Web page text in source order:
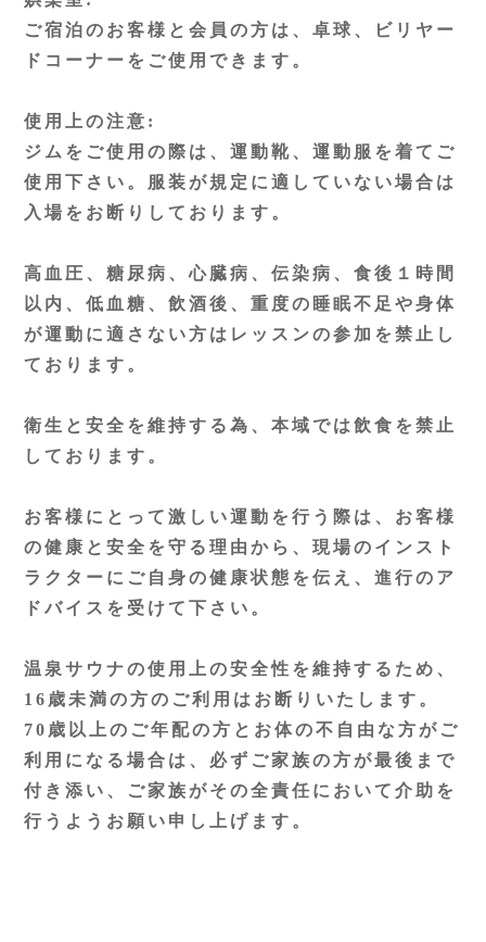
ご宿泊のお客様と会員の方は、卓球、ビリヤー
ドコーナーをご使用できます。
使用上の注意:
ジムをご使用の際は、運動靴、運動服を着てご
使用下さい。服装が規定に適していない場合は
入場をお断りしております。
高血圧、糖尿病、心臓病、伝染病、食後１時間
以内、低血糖、飲酒後、重度の睡眠不足や身体
が運動に適さない方はレッスンの参加を禁止し
ております。
衛生と安全を維持する為、本域では飲食を禁止
しております。
お客様にとって激しい運動を行う際は、お客様
の健康と安全を守る理由から、現場のインスト
ラクターにご自身の健康状態を伝え、進行のア
ドバイスを受けて下さい。
温泉サウナの使用上の安全性を維持するため、
16歳未満の方のご利用はお断りいたします。
70歳以上のご年配の方とお体の不自由な方がご
利用になる場合は、必ずご家族の方が最後まで
付き添い、ご家族がその全責任において介助を
行うようお願い申し上げます。